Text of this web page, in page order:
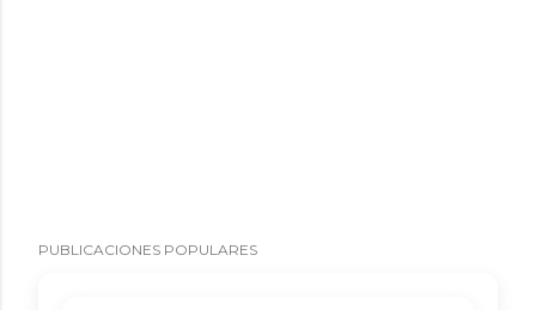
PUBLICACIONES POPULARES